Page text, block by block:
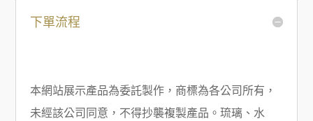
下單流程
本網站展示產品為委託製作，商標為各公司所有，
未經該公司同意，不得抄襲複製產品。琉璃、水